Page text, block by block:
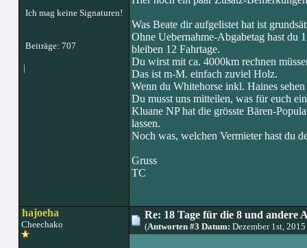
Ich mag keine Signaturen!
Beiträge: 707
|
Was Beate dir aufgelistet hat ist
Ohne Uebernahme-Abgabetag hast du
bleiben 12 Fahrtage.
Du wirst mit ca. 4000km rechnen
Das ist m-M. einfach zuviel Holz.
Wenn du Whitehorse inkl. Haines
Du musst uns mitteilen, was für euch
Kluane NP hat die grösste Bären-
lassen.
Noch was, welchen Vermieter hast du
Gruss
TC
hajoeha
Cheechako
Re: 18 Tage für die 8 und andere
(Antworten #3 Datum: Dezember 1st,